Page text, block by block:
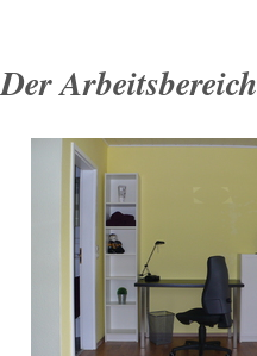
Der Arbeitsbereich